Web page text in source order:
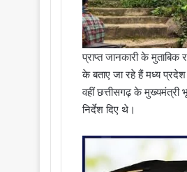
प्राप्त जानकारी के
के बताए जा रहे हैं मध्य
वहीं छत्तीसगढ़ के
निर्देश दिए थे।